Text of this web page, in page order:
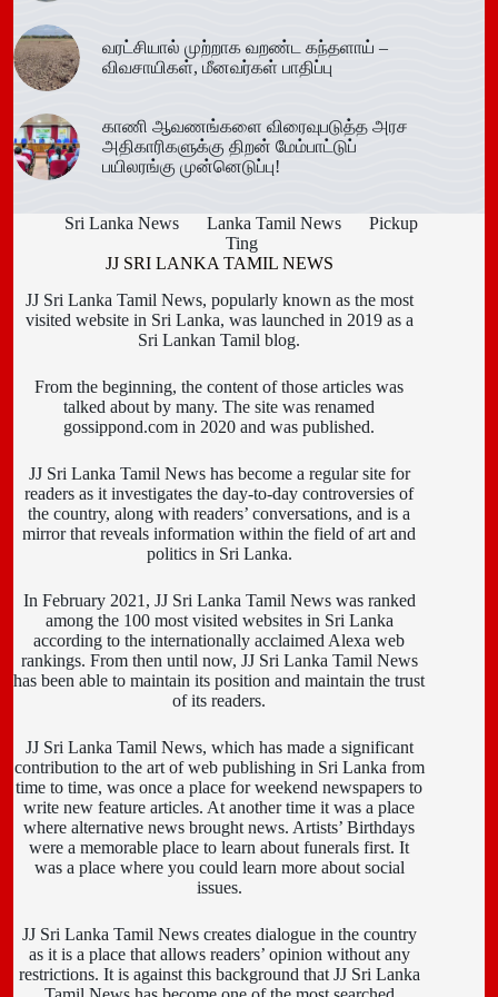
வரட்சியால் முற்றாக வறண்ட கந்தளாய் –
விவசாயிகள், மீனவர்கள் பாதிப்பு
காணி ஆவணங்களை விரைவுபடுத்த அரச
அதிகாரிகளுக்கு திறன் மேம்பாட்டுப்
பயிலரங்கு முன்னெடுப்பு!
Sri Lanka News Lanka Tamil News
Pickup
Ting
JJ SRI LANKA TAMIL NEWS
JJ Sri Lanka Tamil News, popularly known as the most
visited website in Sri Lanka, was launched in 2019 as a
Sri Lankan Tamil blog.
From the beginning, the content of those articles was
talked about by many. The site was renamed
gossippond.com in 2020 and was published.
JJ Sri Lanka Tamil News has become a regular site for
readers as it investigates the day-to-day controversies of
the country, along with readers’ conversations, and is a
mirror that reveals information within the field of art and
politics in Sri Lanka.
In February 2021, JJ Sri Lanka Tamil News was ranked
among the 100 most visited websites in Sri Lanka
according to the internationally acclaimed Alexa web
rankings. From then until now, JJ Sri Lanka Tamil News
has been able to maintain its position and maintain the trust
of its readers.
JJ Sri Lanka Tamil News, which has made a significant
contribution to the art of web publishing in Sri Lanka from
time to time, was once a place for weekend newspapers to
write new feature articles. At another time it was a place
where alternative news brought news. Artists’ Birthdays
were a memorable place to learn about funerals first. It
was a place where you could learn more about social
issues.
JJ Sri Lanka Tamil News creates dialogue in the country
as it is a place that allows readers’ opinion without any
restrictions. It is against this background that JJ Sri Lanka